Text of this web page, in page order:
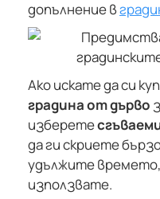
допълнение в
Ако искате да си
градина от дърво
изберете
да ги скриете
удължите
използвате.